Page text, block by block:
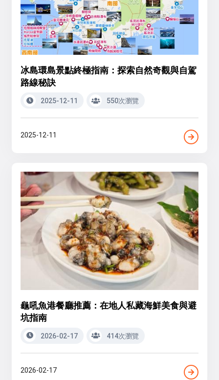
冰島環島景點終極指南：探索自然奇觀與自駕
路線秘訣
2025-12-11 550次瀏覽
2025-12-11
龜吼魚港餐廳推薦：在地人私藏海鮮美食與避
坑指南
2026-02-17 414次瀏覽
2026-02-17